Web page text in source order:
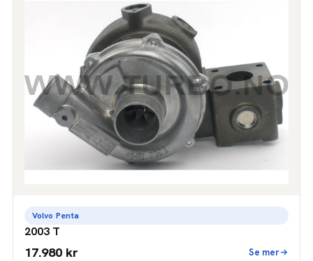
Volvo Penta
2003 T
17.980 kr Se mer